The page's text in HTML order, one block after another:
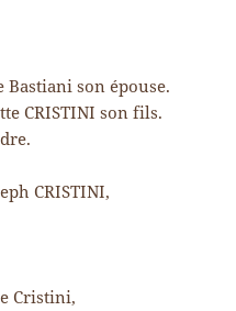
Bastiani son épouse.
CRISTINI son fils.
CRISTINI,
Cristini,